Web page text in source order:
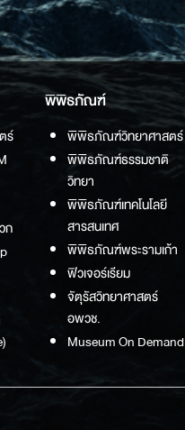
ร์
ก
พิพิธภัณฑ์
พิพิธภัณฑ์วิทยาศาสตร์
พิพิธภัณฑ์ธรรมชาติ
วิทยา
พิพิธภัณฑ์เทคโนโลยี
สารสนเทศ
พิพิธภัณฑ์พระรามเก้า
ฟิวเจอร์เรียม
จัตุรัสวิทยาศาสตร์
อพวช.
Museum On Demand